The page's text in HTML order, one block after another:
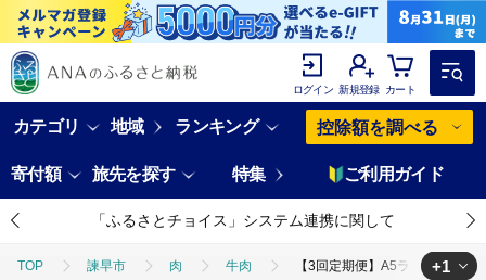
ログイン 新規登録 カート
カテゴリ 地域 ランキング 控除額を調べる
寄付額 旅先を探す 特集 ご利用ガイド
「ふるさとチョイス」システム連携に関して
TOP 諫早市 肉 牛肉 【3回定期便】A5ランク サー
+1